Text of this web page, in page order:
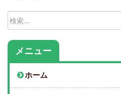
検
索:
メニュー
ホーム